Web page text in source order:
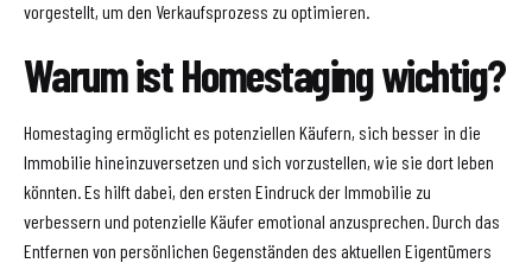
vorgestellt, um den Verkaufsprozess zu optimieren.
Warum ist Homestaging wichtig?
Homestaging ermöglicht es potenziellen Käufern, sich besser in die
Immobilie hineinzuversetzen und sich vorzustellen, wie sie dort leben
könnten. Es hilft dabei, den ersten Eindruck der Immobilie zu
verbessern und potenzielle Käufer emotional anzusprechen. Durch das
Entfernen von persönlichen Gegenständen des aktuellen Eigentümers